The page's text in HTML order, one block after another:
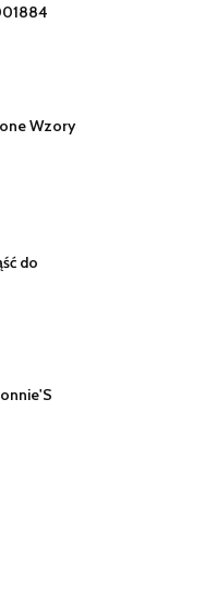
Wzory
do